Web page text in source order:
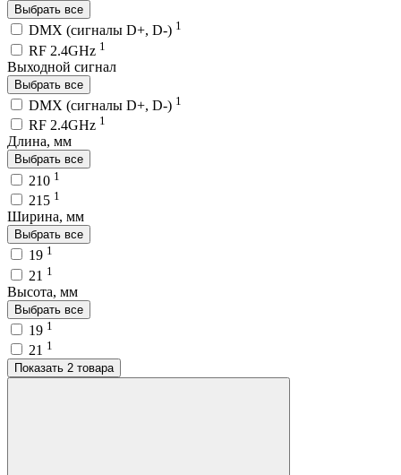
Выбрать все
DMX (сигналы D+, D-) 1
RF 2.4GHz 1
Выходной сигнал
Выбрать все
DMX (сигналы D+, D-) 1
RF 2.4GHz 1
Длина, мм
Выбрать все
210 1
215 1
Ширина, мм
Выбрать все
19 1
21 1
Высота, мм
Выбрать все
19 1
21 1
Показать 2 товара